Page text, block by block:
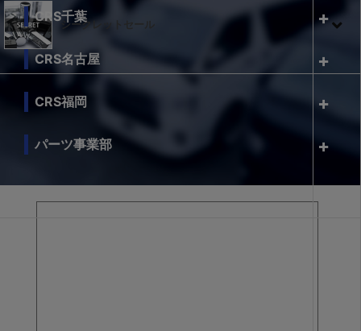
シークレットセール
CRS千葉
CRS名古屋
CRS福岡
パーツ事業部